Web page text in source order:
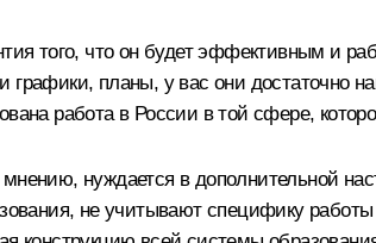
того, что он будет эффективным и
графики, планы, у вас они
работа в России в той сфере,
нуждается в дополнительной
не учитывают специфику работы